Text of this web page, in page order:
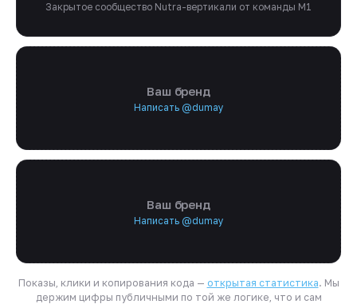
Закрытое сообщество Nutra-вертикали от команды M1
Ваш бренд
Написать @dumay
Ваш бренд
Написать @dumay
Показы, клики и копирования кода — открытая статистика. Мы
держим цифры публичными по той же логике, что и сам